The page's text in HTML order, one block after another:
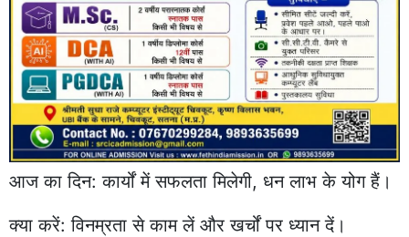
आज का दिन: कार्यों में सफलता मिलेगी, धन लाभ के योग हैं।
क्या करें: विनम्रता से काम लें और खर्चों पर ध्यान दें।